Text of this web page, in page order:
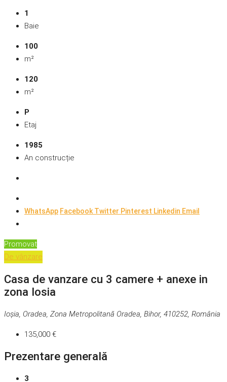
1
Baie
100
m²
120
m²
P
Etaj
1985
An construcție
WhatsApp FacebookTwitter Pinterest Linkedin Email
Promovat
De vânzare
Casa de vanzare cu 3 camere + anexe in
zona Iosia
Ioșia, Oradea, Zona Metropolitană Oradea, Bihor, 410252, România
135,000 €
Prezentare generală
3